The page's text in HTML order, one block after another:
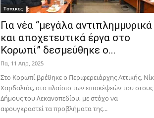
Τοπικες
Για νέα “μεγάλα αντιπλημμυρικά
και αποχετευτικά έργα στο
Κορωπί” δεσμεύθηκε ο...
Πα, 11 Απρ, 2025
Στο Κορωπί βρέθηκε ο Περιφερειάρχης Αττικής,
Χαρδαλιάς, στο πλαίσιο των επισκέψεών του στους
Δήμους του Λεκανοπεδίου, με στόχο να
αφουγκραστεί τα προβλήματα της...